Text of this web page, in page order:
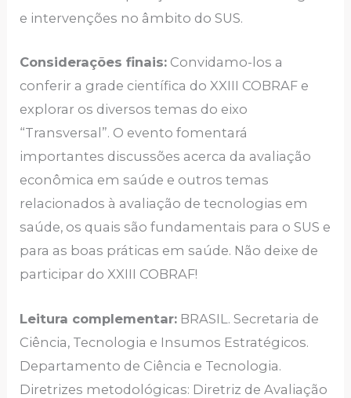
e intervenções no âmbito do SUS.
Considerações finais: Convidamo-los a
conferir a grade científica do XXIII COBRAF e
explorar os diversos temas do eixo
“Transversal”. O evento fomentará
importantes discussões acerca da avaliação
econômica em saúde e outros temas
relacionados à avaliação de tecnologias em
saúde, os quais são fundamentais para o SUS e
para as boas práticas em saúde. Não deixe de
participar do XXIII COBRAF!
Leitura complementar: BRASIL. Secretaria de
Ciência, Tecnologia e Insumos Estratégicos.
Departamento de Ciência e Tecnologia.
Diretrizes metodológicas: Diretriz de Avaliação